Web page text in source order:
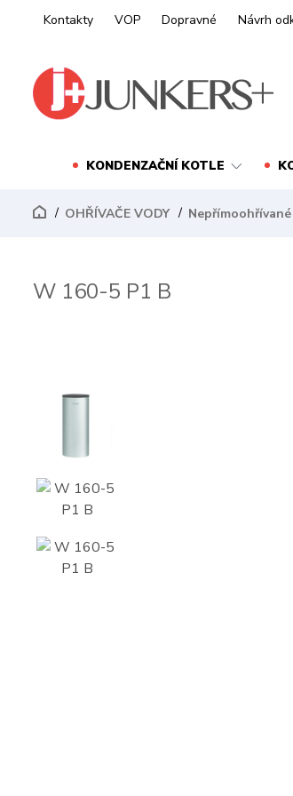
Kontakty VOP Dopravné Návrh
KONDENZAČNÍ KOTLE
OHŘÍVAČE VODY
W 160-5 P1 B